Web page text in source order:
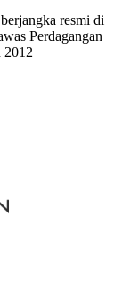
resmi di
Perdagangan
2012